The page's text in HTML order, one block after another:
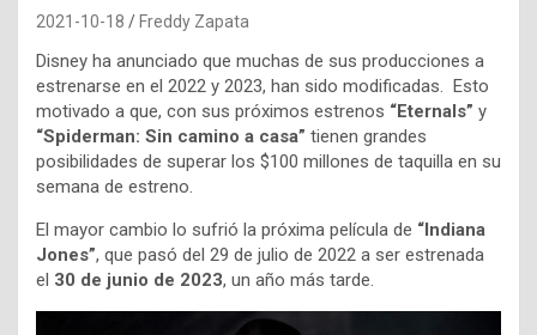
2021-10-18 Freddy Zapata
Disney ha anunciado que muchas de sus producciones a
estrenarse en el 2022 y 2023, han sido modificadas. Esto
motivado a que, con sus próximos estrenos “Eternals” y
“Spiderman: Sin camino a casa” tienen grandes
posibilidades de superar los $100 millones de taquilla en su
semana de estreno.
El mayor cambio lo sufrió la próxima película de “Indiana
Jones”, que pasó del 29 de julio de 2022 a ser estrenada
el 30 de junio de 2023, un año más tarde.